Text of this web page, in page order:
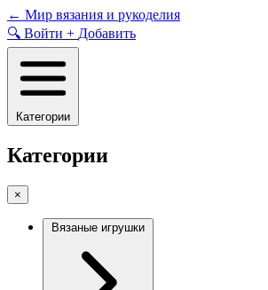
Skip
to
content
← Мир вязания и рукоделия
🔍 Войти + Добавить
Категории
Категории
×
Вязаные игрушки